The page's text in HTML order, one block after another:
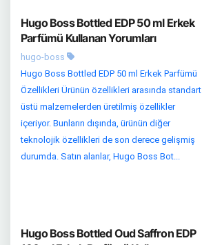
Hugo Boss Bottled EDP 50 ml Erkek
Parfümü Kullanan Yorumları
hugo-boss
Hugo Boss Bottled EDP 50 ml Erkek Parfümü
Özellikleri Ürünün özellikleri arasında standart
üstü malzemelerden üretilmiş özellikler
içeriyor. Bunların dışında, ürünün diğer
teknolojik özellikleri de son derece gelişmiş
durumda. Satın alanlar, Hugo Boss Bot...
Hugo Boss Bottled Oud Saffron EDP